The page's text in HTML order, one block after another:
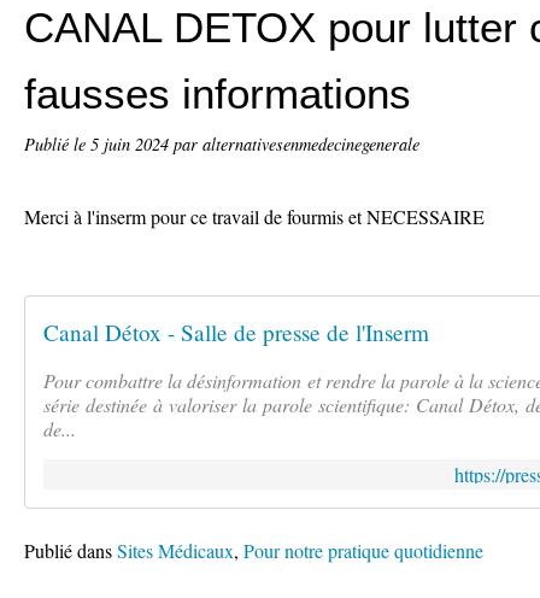
CANAL DETOX pour lutter
fausses informations
Publié le 5 juin 2024 par alternativesenmedecinegenerale
Merci à l'inserm pour ce travail de fourmis et NECESSAIRE
Canal Détox - Salle de presse de l'Inserm
Pour combattre la désinformation et rendre la parole à la
série destinée à valoriser la parole scientifique: Canal Détox,
de...
https://
Publié dansSites Médicaux, Pour notre pratique quotidienne